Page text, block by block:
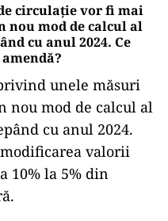
circulație vor fi mai
mod de calcul al
cu anul 2024. Ce
unele măsuri
nou mod de calcul al
cu anul 2024.
valorii
10% la 5% din